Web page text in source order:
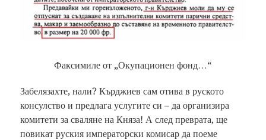
Факсимиле от „Окупационен фонд…“
Забелязахте, нали? Кърджиев сам отива в руското
консулство и предлага услугите си – да организира
комитети за сваляне на Княза! А след преврата, ще
повикат руския императорски комисар да поеме